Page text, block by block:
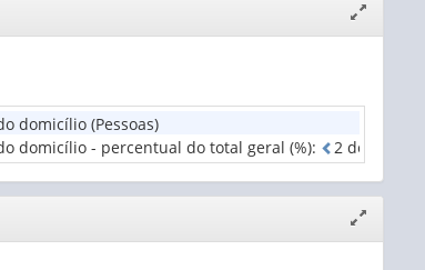
janela
domicílio (Pessoas)
domicílio - percentual do total geral (%): 2 de
janela